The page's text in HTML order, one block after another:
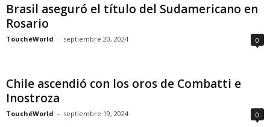
Brasil aseguró el título del Sudamericano en
Rosario
TouchéWorld - septiembre 20, 2024 0
Chile ascendió con los oros de Combatti e
Inostroza
TouchéWorld - septiembre 19, 2024 0